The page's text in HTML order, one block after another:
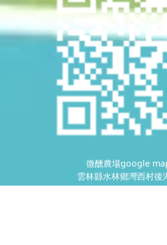
微醺農場google
雲林縣水林鄉灣西村後